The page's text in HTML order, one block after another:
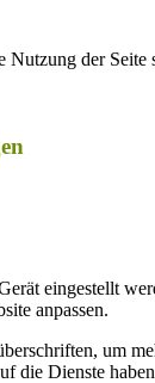
der
eingestellt
anpassen.
um
die Dienste